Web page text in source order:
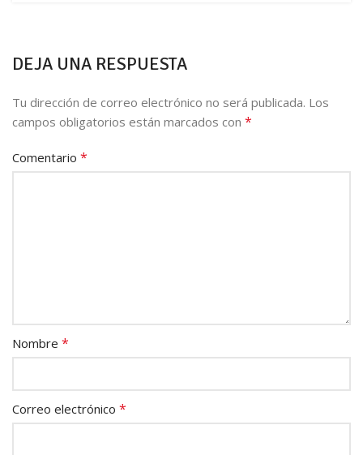
DEJA UNA RESPUESTA
Tu dirección de correo electrónico no será publicada. Los
campos obligatorios están marcados con *
Comentario *
Nombre *
Correo electrónico *